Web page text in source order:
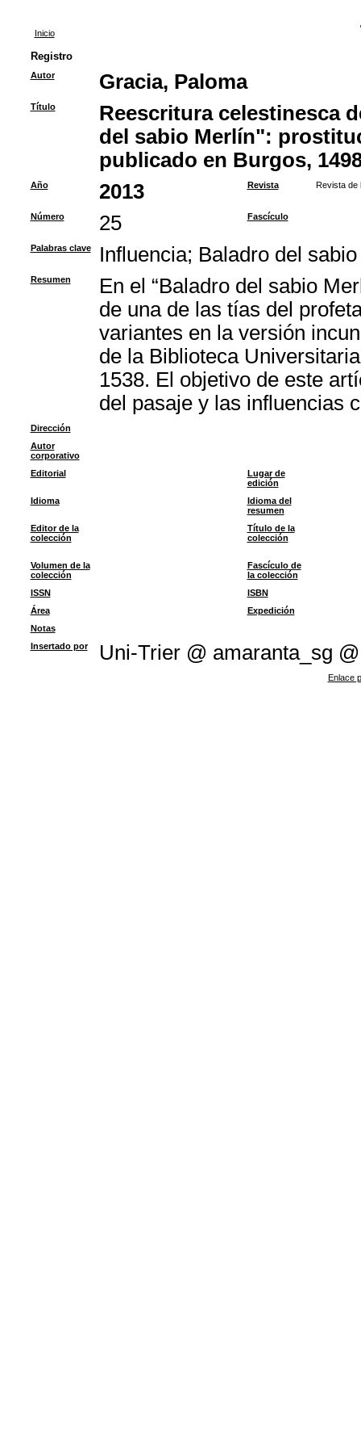
Inicio
Registro
Autor Gracia, Paloma
Título
Reescritura celestinesca
del sabio Merlín":
publicado en Burgos,
Año 2013 Revista Revista de
Número 25 Fascículo
Palabras clave Influencia; Baladro del
Resumen
En el “Baladro del sabio
de una de las tías del
variantes en la versión
de la Biblioteca
1538. El objetivo de este
del pasaje y las influencias
Dirección
Autor
corporativo
Editorial
Lugar de
edición
Idioma
Idioma del
resumen
Editor de la
colección
Título de la
colección
Volumen de la
colección
Fascículo de
la colección
ISSN
ISBN
Área
Expedición
Notas
Insertado por
Uni-Trier @ amaranta_sg @
Enlace